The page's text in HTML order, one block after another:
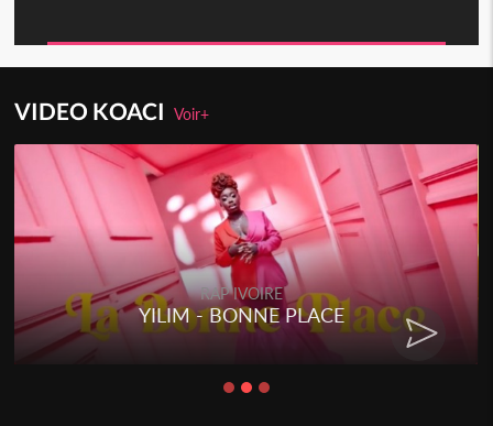
VIDEO KOACIVoir+
RAP IVOIRE
YILIM - BONNE PLACE